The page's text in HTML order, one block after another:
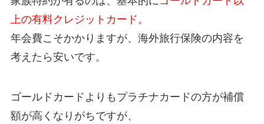
上の有料クレジットカード。
年会費こそかかりますが、海外旅行保険の内容を
考えたら安いです。
ゴールドカードよりもプラチナカードの方が補償
額が高くなりがちですが、